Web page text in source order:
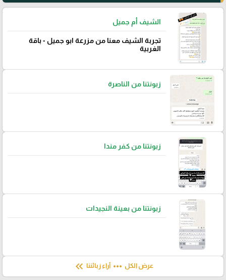
الشيف أم جميل
تجربة الشيف معنا من مزرعة ابو جميل - باقة
الغربية
زبونتنا من الناصرة
زبونتنا من كفر مندا
زبونتنا من بعينة النجيدات
عرض الكل more_horiz آراء زبائننا keyboard_double_arrow_left